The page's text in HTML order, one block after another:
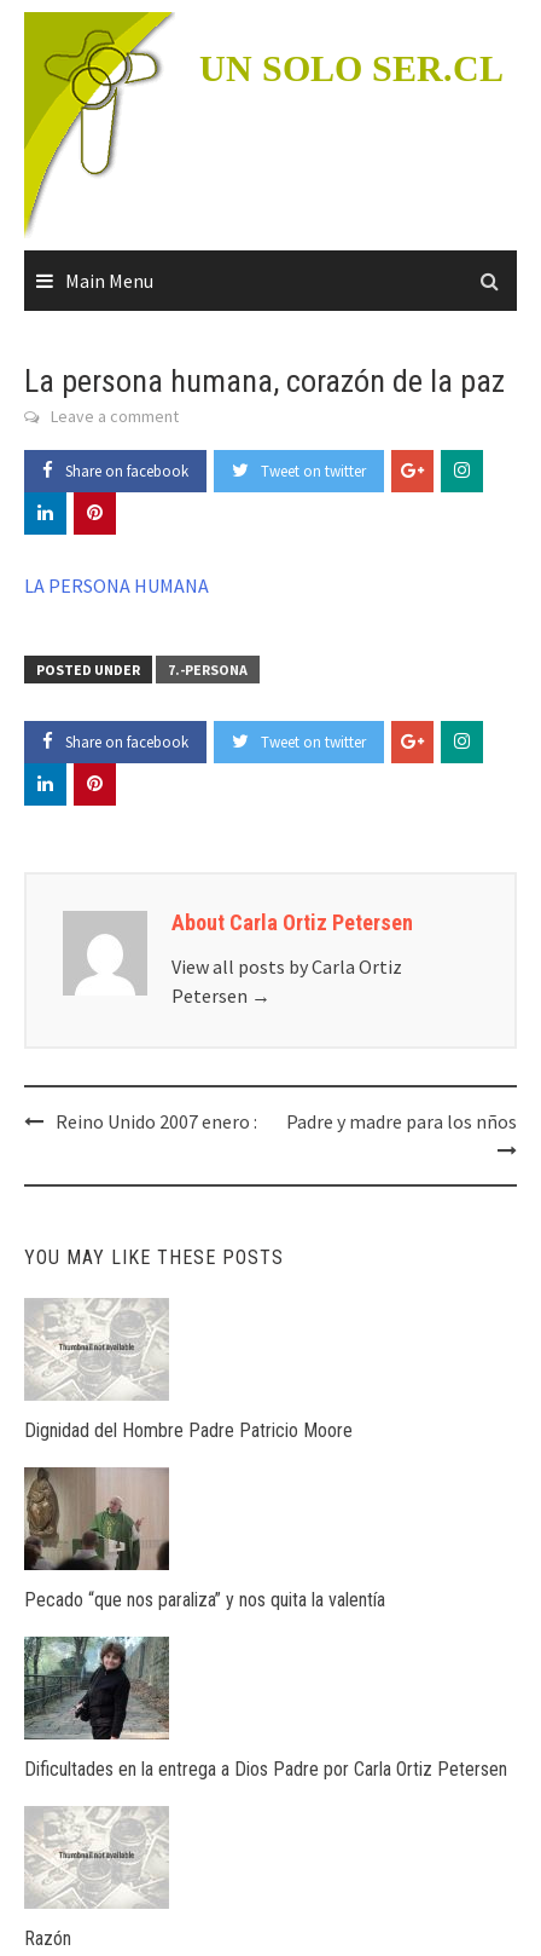
Skip
content
UN SOLO SER.CL
Main Menu
La persona humana, corazón de la paz
Leave a comment
Share on facebook Tweet on twitter
LA PERSONA HUMANA
POSTED UNDER 7.-PERSONA
Share on facebook Tweet on twitter
About Carla Ortiz Petersen
View all posts by Carla Ortiz
Petersen →
PostReino Unido 2007 enero : Padre y madre para los nños
YOU MAY LIKE THESE POSTS
Dignidad del Hombre Padre Patricio Moore
Pecado “que nos paraliza” y nos quita la valentía
Dificultades en la entrega a Dios Padre por Carla Ortiz Petersen
Razón